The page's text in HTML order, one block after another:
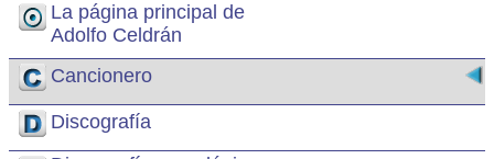
La página principal de
Adolfo Celdrán
Cancionero
Discografía